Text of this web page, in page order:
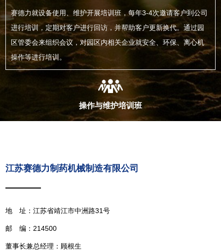
赛德力就设备使用、维护开展培训班，每年3-4次邀请客户到公司
进行培训，定期对客户进行回访，并帮助客户更新换代。通过园
区管委会来组织会议，对园区内相关企业就安全、环保、离心机
操作等进行培训。
操作与维护培训班
江苏赛德力制药机械制造有限公司
地 址：江苏省靖江市中洲路31号
邮 编：214500
董事长兼总经理：顾根生